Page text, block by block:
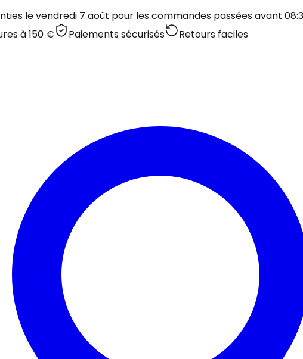
le vendredi 7 août pour les commandes passées avant
à 150 €
Paiements sécurisés Retours faciles